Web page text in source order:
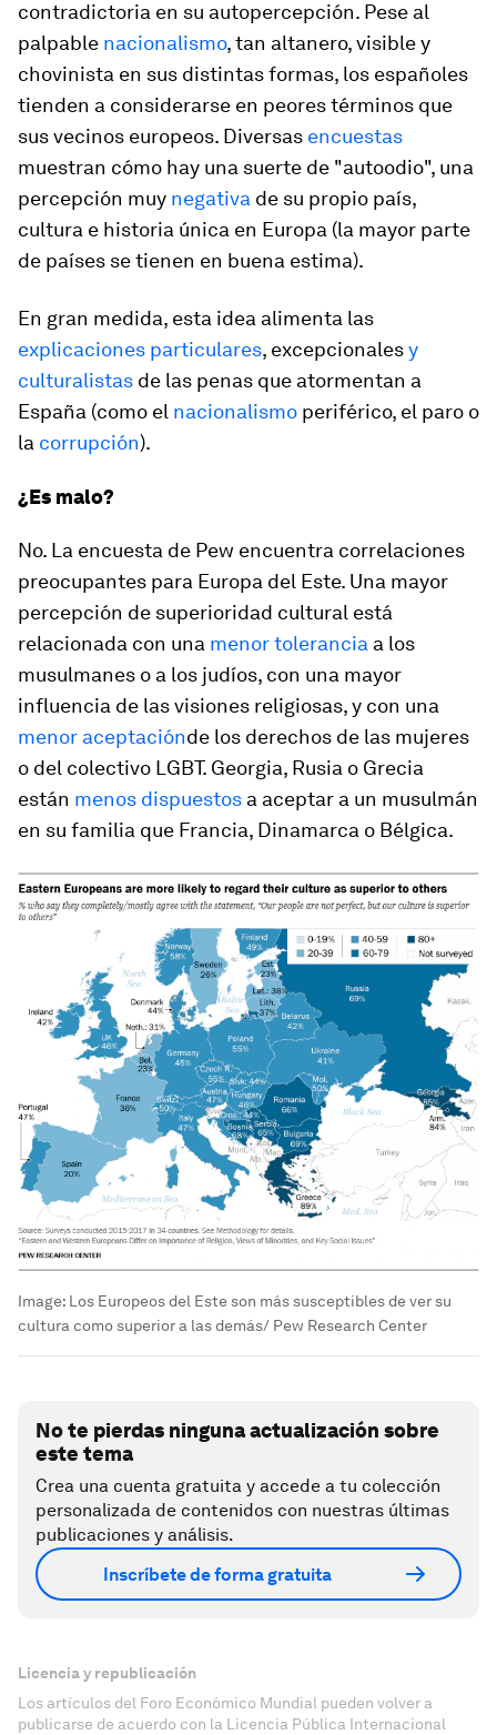
contradictoria en su autopercepción. Pese al
palpable nacionalismo, tan altanero, visible y
chovinista en sus distintas formas, los españoles
tienden a considerarse en peores términos que
sus vecinos europeos. Diversas encuestas
muestran cómo hay una suerte de "autoodio", una
percepción muy negativa de su propio país,
cultura e historia única en Europa (la mayor parte
de países se tienen en buena estima).
En gran medida, esta idea alimenta las
explicaciones particulares, excepcionalesy
culturalistas de las penas que atormentan a
España (como el nacionalismo periférico, el paro o
la corrupción).
¿Es malo?
No. La encuesta de Pew encuentra correlaciones
preocupantes para Europa del Este. Una mayor
percepción de superioridad cultural está
relacionada con una menor tolerancia a los
musulmanes o a los judíos, con una mayor
influencia de las visiones religiosas, y con una
menor aceptaciónde los derechos de las mujeres
o del colectivo LGBT. Georgia, Rusia o Grecia
están menos dispuestos a aceptar a un musulmán
en su familia que Francia, Dinamarca o Bélgica.
Image: Los Europeos del Este son más susceptibles de ver su
cultura como superior a las demás/ Pew Research Center
No te pierdas ninguna actualización sobre
este tema
Crea una cuenta gratuita y accede a tu colección
personalizada de contenidos con nuestras últimas
publicaciones y análisis.
Inscríbete de forma gratuita
Licencia y republicación
Los artículos del Foro Económico Mundial pueden volver a
publicarse de acuerdo con la Licencia Pública Internacional